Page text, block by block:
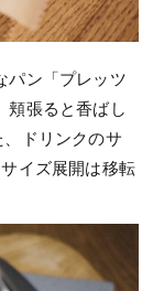
パン「プレッツ
頬張ると香ばし
ドリンクのサ
イズ展開は移転